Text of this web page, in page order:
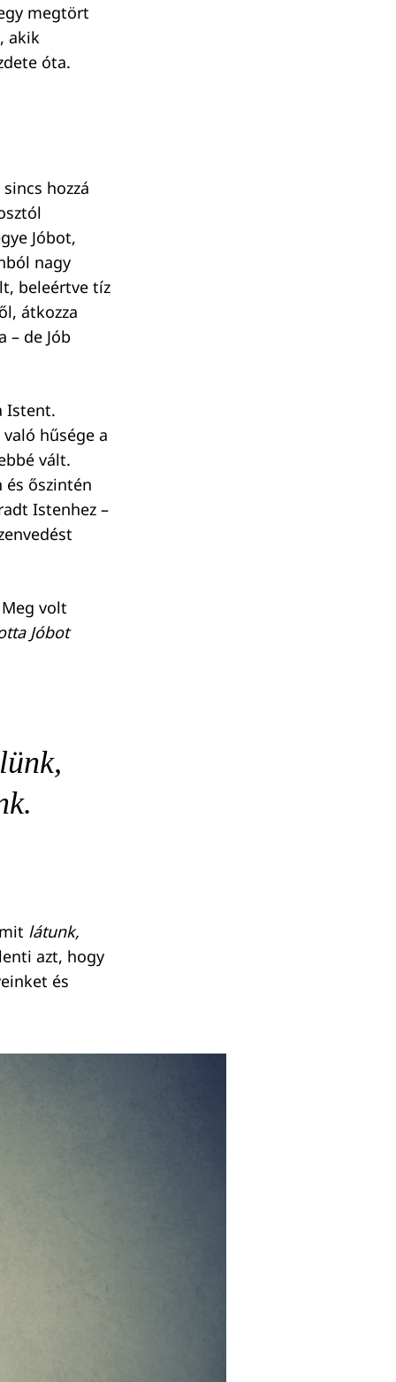
megtört
akik
óta.
hozzá
Jóbot,
nagy
beleértve tíz
átkozza
– de Jób
Istent.
hűsége a
vált.
és őszintén
Istenhez –
volt
Jóbot
látunk,
azt, hogy
és